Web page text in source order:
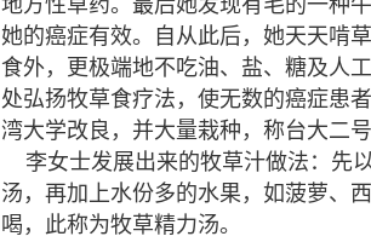
她的癌症有效。自从此后，她天天啃
食外，更极端地不吃油、盐、糖及人
处弘扬牧草食疗法，使无数的癌症患
湾大学改良，并大量栽种，称台大二号
李女士发展出来的牧草汁做法：先
汤，再加上水份多的水果，如菠萝、
喝，此称为牧草精力汤。